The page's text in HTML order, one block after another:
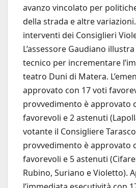
avanzo vincolato per
della strada e altre
interventi dei Consiglieri
L’assessore Gaudiano
tecnico per incrementare
teatro Duni di Matera.
approvato con 17 voti
provvedimento è approvato
favorevoli e 2 astenuti
votante il Consigliere
provvedimento è approvato
favorevoli e 5 astenuti
Rubino, Suriano e Violetto).